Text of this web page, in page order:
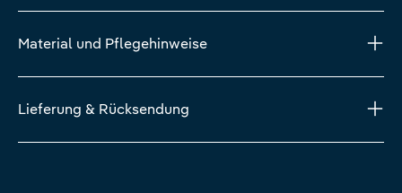
Material und Pflegehinweise
Lieferung & Rücksendung